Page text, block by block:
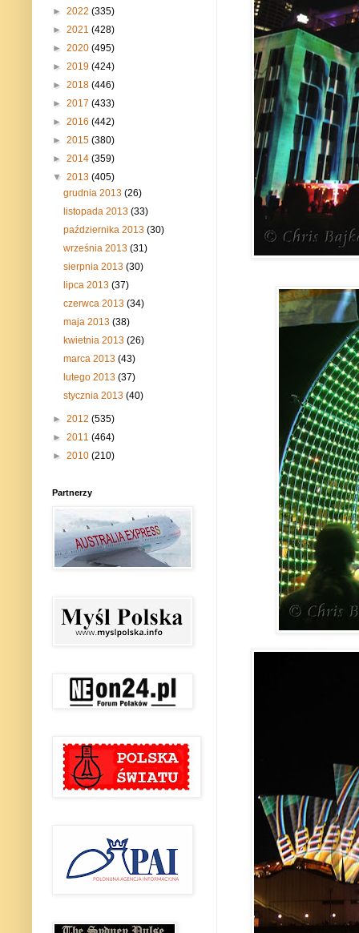
► 2022 (335)
► 2021 (428)
► 2020 (495)
► 2019 (424)
► 2018 (446)
► 2017 (433)
► 2016 (442)
► 2015 (380)
► 2014 (359)
▼ 2013 (405)
grudnia 2013(26)
listopada 2013(33)
października 2013(30)
września 2013(31)
sierpnia 2013(30)
lipca 2013(37)
czerwca 2013(34)
maja 2013(38)
kwietnia 2013(26)
marca 2013(43)
lutego 2013(37)
stycznia 2013(40)
► 2012 (535)
► 2011 (464)
► 2010 (210)
Partnerzy